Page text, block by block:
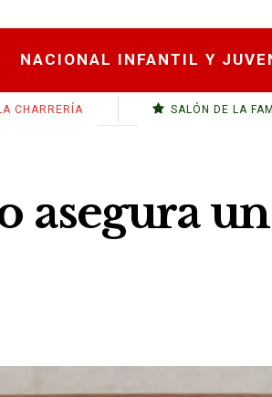
NACIONAL INFANTIL Y
CHARRERÍA SALÓN DE LA
asegura